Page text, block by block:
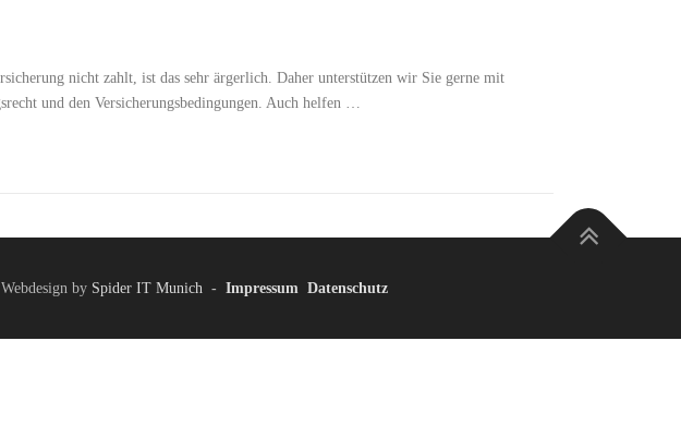
nicht zahlt, ist das sehr ärgerlich. Daher unterstützen wir Sie gerne mit
und den Versicherungsbedingungen. Auch helfen …
by Spider IT Munich- Impressum Datenschutz